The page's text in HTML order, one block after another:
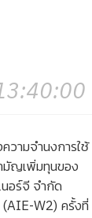
วามจำนงการใช้
มัญเพิ่มทุนของ
นอร์จี จำกัด
W2) ครั้งที่